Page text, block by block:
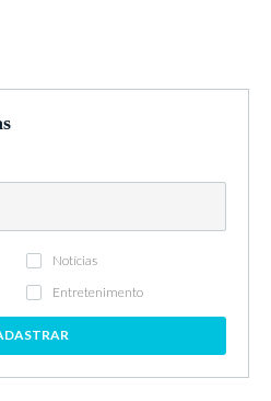
Notícias
Entretenimento